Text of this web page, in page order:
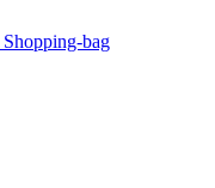
Shopping-bag